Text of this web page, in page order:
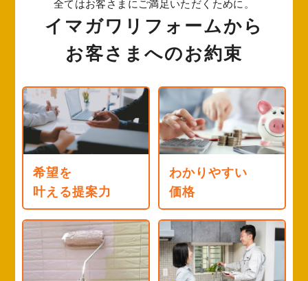
全てはお客さまにご満足いただくために。
イマガワリフォームから
お客さまへのお約束
希望を
叶える提案力
わかりやすい
価格